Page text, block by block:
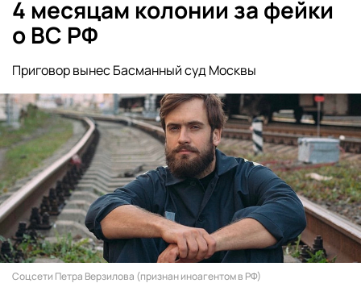
4 месяцам колонии за фейки
о ВС РФ
Приговор вынес Басманный суд Москвы
Соцсети Петра Верзилова (признан иноагентом в РФ)